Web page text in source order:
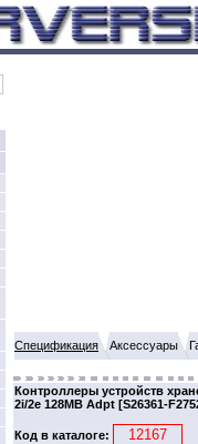
Спецификация Аксессуары
Контроллеры устройств
2i/2e 128MB Adpt [S26361-
Код в каталоге: